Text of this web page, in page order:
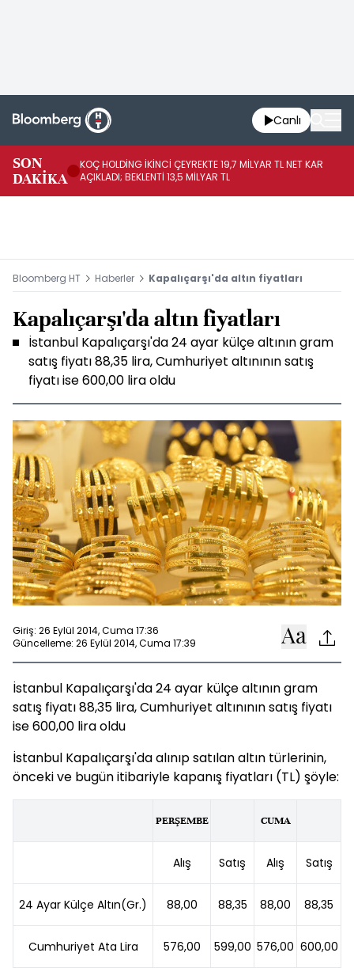
Canlı
SON
DAKİKA
KOÇ HOLDİNG İKİNCİ ÇEYREKTE 19,7 MİLYAR TL NET KAR
AÇIKLADI; BEKLENTİ 13,5 MİLYAR TL
Bloomberg HT Haberler Kapalıçarşı'da altın fiyatları
Kapalıçarşı'da altın fiyatları
İstanbul Kapalıçarşı'da 24 ayar külçe altının gram
satış fiyatı 88,35 lira, Cumhuriyet altınının satış
fiyatı ise 600,00 lira oldu
Giriş: 26 Eylül 2014, Cuma 17:36
Güncelleme: 26 Eylül 2014, Cuma 17:39
İstanbul Kapalıçarşı'da 24 ayar külçe altının gram
satış fiyatı 88,35 lira, Cumhuriyet altınının satış fiyatı
ise 600,00 lira oldu
İstanbul Kapalıçarşı'da alınıp satılan altın türlerinin,
önceki ve bugün itibariyle kapanış fiyatları (TL) şöyle:
PERŞEMBE CUMA
Alış Satış Alış Satış
24 Ayar Külçe Altın(Gr.) 88,00 88,35 88,00 88,35
Cumhuriyet Ata Lira 576,00 599,00 576,00 600,00